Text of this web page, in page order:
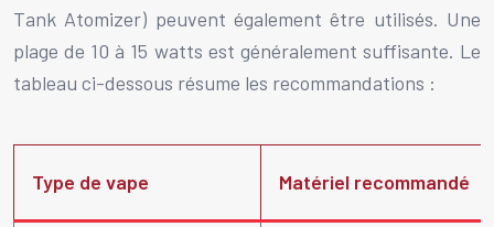
Tank Atomizer) peuvent également être utilisés. Une
plage de 10 à 15 watts est généralement suffisante. Le
tableau ci-dessous résume les recommandations :
Type de vape Matériel recommandé